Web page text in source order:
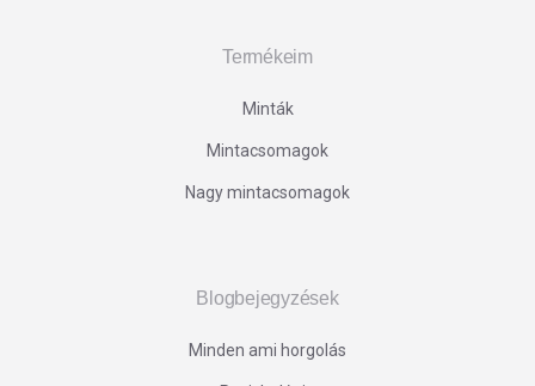
Termékeim
Minták
Mintacsomagok
Nagy mintacsomagok
Blogbejegyzések
Minden ami horgolás